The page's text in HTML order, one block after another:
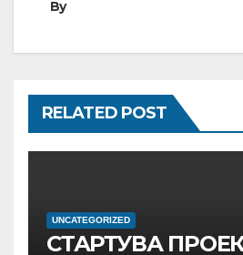
By
RELATED POST
UNCATEGORIZED
СТАРТУВА